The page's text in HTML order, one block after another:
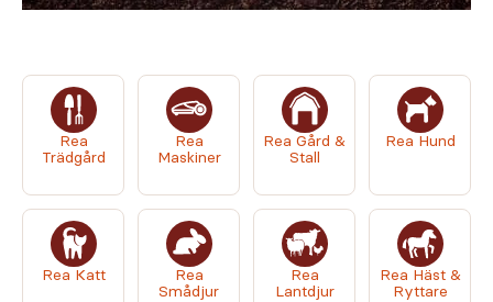
Rea
Trädgård
Rea
Maskiner
Rea Gård &
Stall
Rea Hund
Rea Katt
Rea
Smådjur
Rea
Lantdjur
Rea Häst &
Ryttare